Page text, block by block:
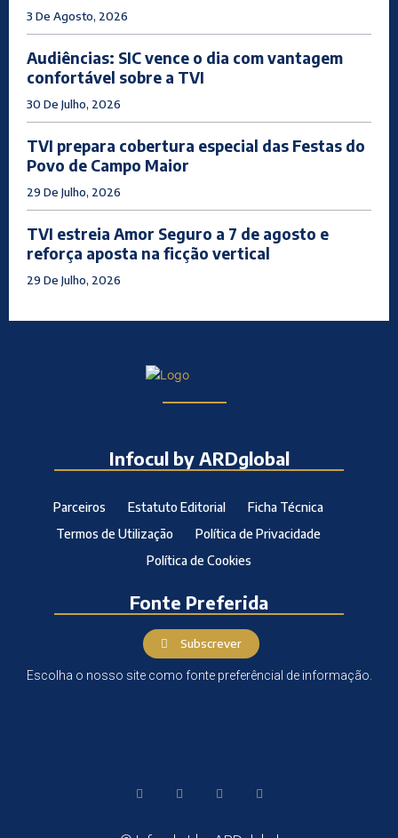
3 De Agosto, 2026
Audiências: SIC vence o dia com vantagem
confortável sobre a TVI
30 De Julho, 2026
TVI prepara cobertura especial das Festas do
Povo de Campo Maior
29 De Julho, 2026
TVI estreia Amor Seguro a 7 de agosto e
reforça aposta na ficção vertical
29 De Julho, 2026
Infocul by ARDglobal
Parceiros Estatuto Editorial
Ficha Técnica
Termos de Utilização
Política de Privacidade
Política de Cookies
Fonte Preferida
Subscrever
Escolha o nosso site como fonte preferêncial de informação.